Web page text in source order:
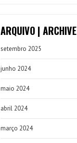
ARQUIVO | ARCHIVE
setembro 2025
junho 2024
maio 2024
abril 2024
março 2024